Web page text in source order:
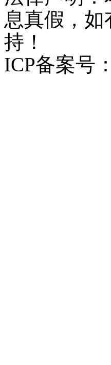
息真假，
持！
ICP备案号：